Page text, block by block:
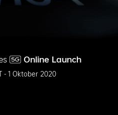
Online Launch
- 1 Oktober 2020